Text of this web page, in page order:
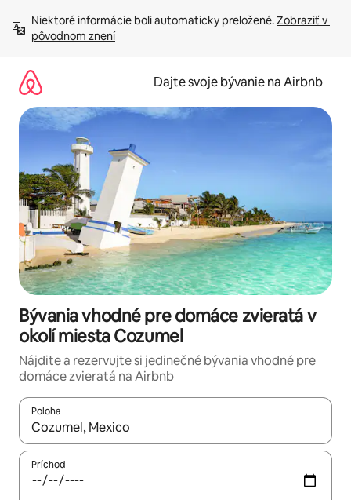
obsah.
Niektoré informácie boli automaticky preložené. Zobraziť v
pôvodnom znení
Dajte svoje bývanie na Airbnb
Bývania vhodné pre domáce zvieratá v
okolí miesta Cozumel
Nájdite a rezervujte si jedinečné bývania vhodné pre
domáce zvieratá na Airbnb
Poloha
Keď budú výsledky k dispozícii, môžete si ich prechádzať
Príchod